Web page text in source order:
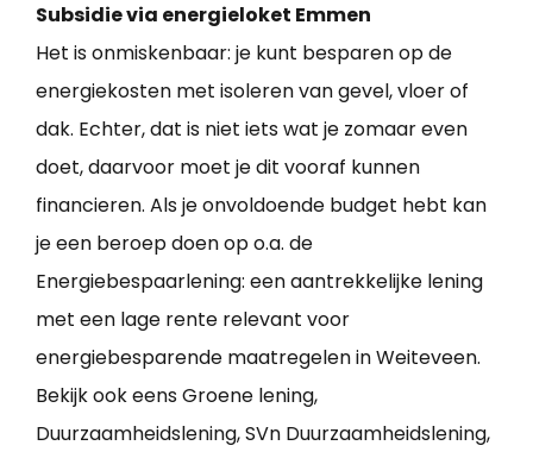
Subsidie via energieloket Emmen
Het is onmiskenbaar: je kunt besparen op de
energiekosten met isoleren van gevel, vloer of
dak. Echter, dat is niet iets wat je zomaar even
doet, daarvoor moet je dit vooraf kunnen
financieren. Als je onvoldoende budget hebt kan
je een beroep doen op o.a. de
Energiebespaarlening: een aantrekkelijke lening
met een lage rente relevant voor
energiebesparende maatregelen in Weiteveen.
Bekijk ook eens Groene lening,
Duurzaamheidslening, SVn Duurzaamheidslening,